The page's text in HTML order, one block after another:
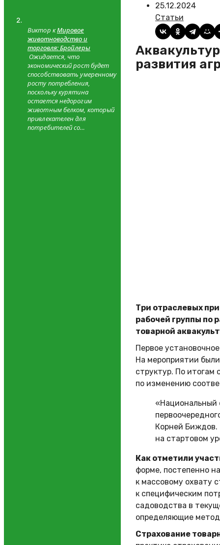
25.12.2024
Статьи
Аквакультура станет одним из трех приоритетных направлений
развития
Три отраслевых
рабочей группы по
товарной
Первое
На мероприятии
структур. По
по изменению
«Национальный
Корней Биждов.
на стартовом
Как отметили
форме, постепенно
к массовому охвату
к специфическим
садоводства в
определяющие
Страхование
Виктор кМировое
животноводство и
торговля: Бройлеры
Ожидается, что
экономический рост будет
способствовать умеренному
росту потребления,
поскольку курятина
остается недорогим
животным белком, который
привлекателен для
потребителей со…